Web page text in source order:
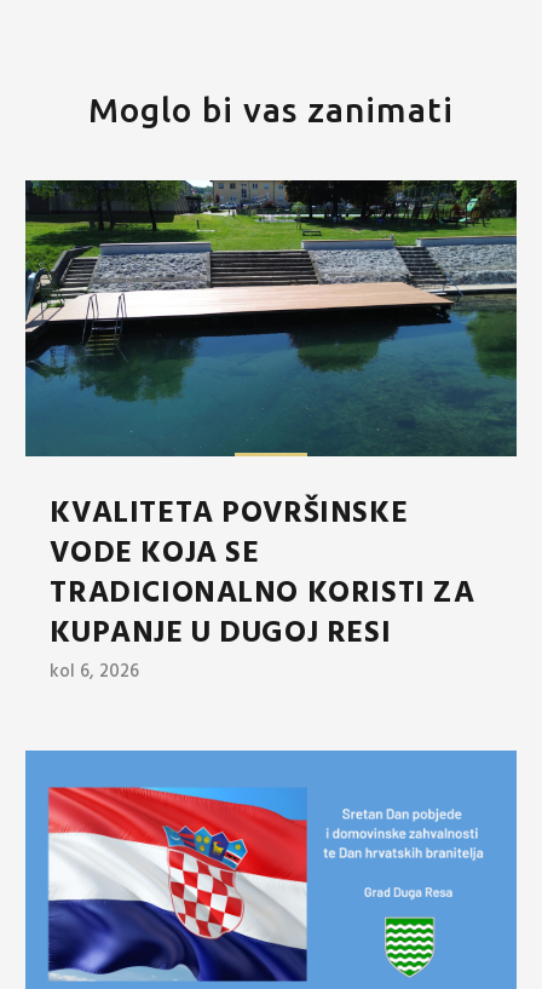
Moglo bi vas zanimati
KVALITETA POVRŠINSKE
VODE KOJA SE
TRADICIONALNO KORISTI ZA
KUPANJE U DUGOJ RESI
kol 6, 2026